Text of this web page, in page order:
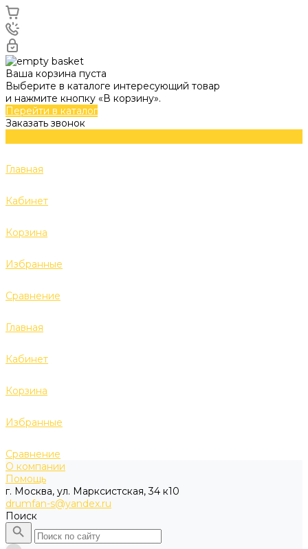
Ваша корзина пуста
Выберите в каталоге интересующий товар
и нажмите кнопку «В корзину».
Перейти в каталог
Заказать звонок
Главная
Кабинет
Корзина
Избранные
Сравнение
Главная
Кабинет
Корзина
Избранные
Сравнение
О компании
Помощь
г. Москва, ул. Марксистская, 34 к10
drumfan-s@yandex.ru
Поиск